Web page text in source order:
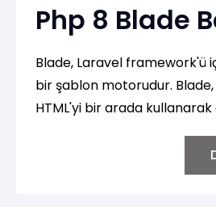
Php 8 Blade
Blade, Laravel framework'ü
bir şablon motorudur. Blade,
HTML'yi bir arada
okunabilirliği artırırken,
yazımını hızlandırmasına